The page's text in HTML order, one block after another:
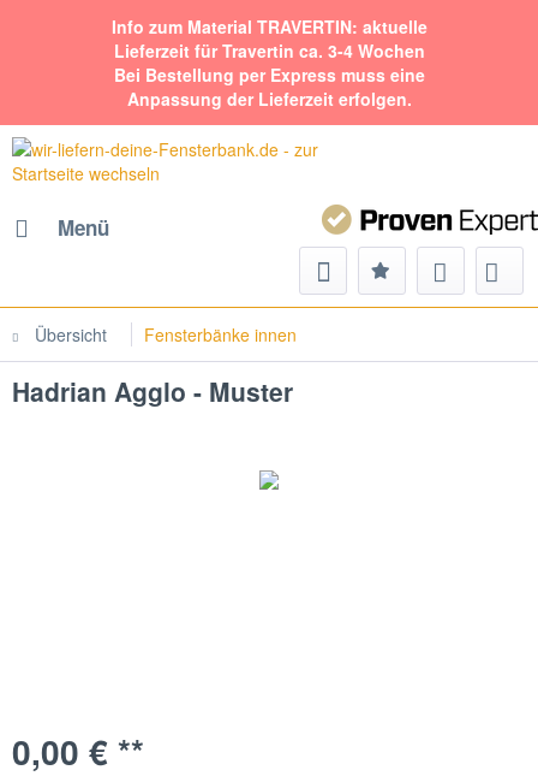
Info zum Material TRAVERTIN: aktuelle
Lieferzeit für Travertin ca. 3-4 Wochen
Bei Bestellung per Express muss eine
Anpassung der Lieferzeit erfolgen.
Menü
Übersicht Fensterbänke innen
Hadrian Agglo - Muster
0,00 € **